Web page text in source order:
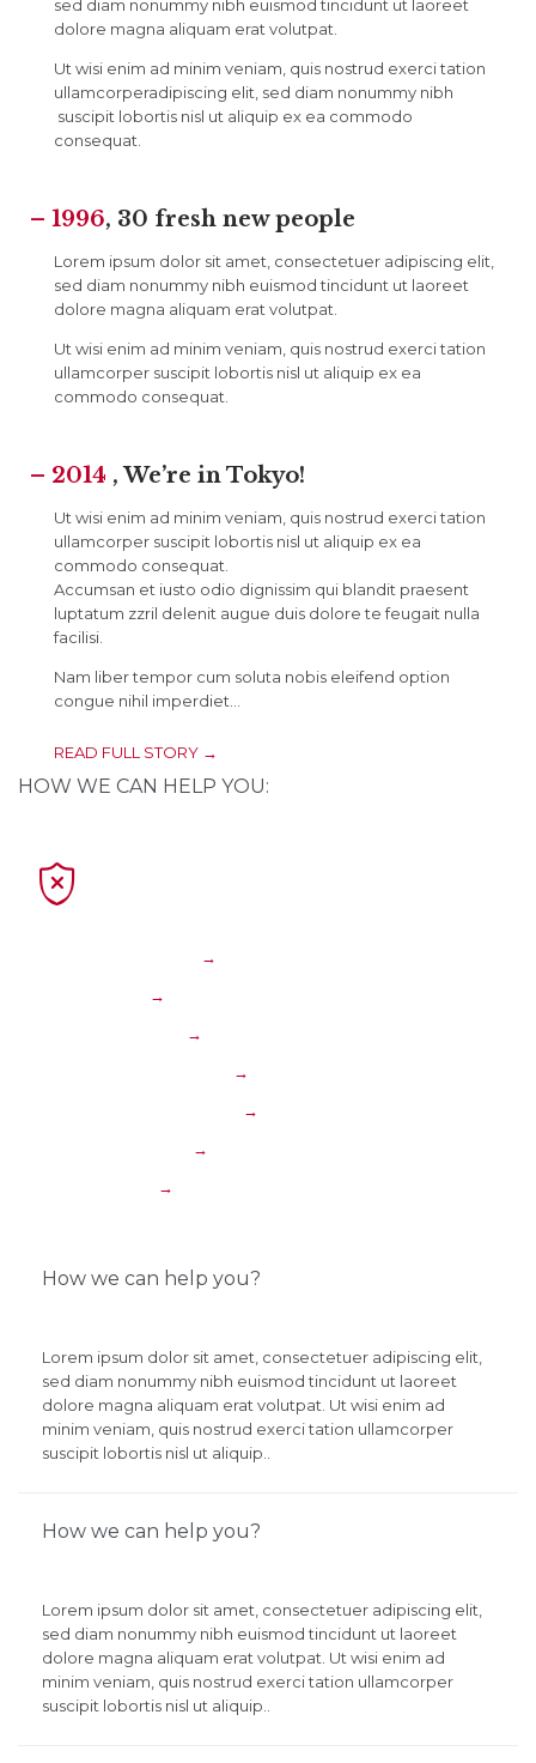
sed diam nonummy nibh euismod tincidunt ut laoreet
dolore magna aliquam erat volutpat.
Ut wisi enim ad minim veniam, quis nostrud exerci tation
ullamcorperadipiscing elit, sed diam nonummy nibh
suscipit lobortis nisl ut aliquip ex ea commodo
consequat.
– 1996, 30 fresh new people
Lorem ipsum dolor sit amet, consectetuer adipiscing elit,
sed diam nonummy nibh euismod tincidunt ut laoreet
dolore magna aliquam erat volutpat.
Ut wisi enim ad minim veniam, quis nostrud exerci tation
ullamcorper suscipit lobortis nisl ut aliquip ex ea
commodo consequat.
– 2014 , We’re in Tokyo!
Ut wisi enim ad minim veniam, quis nostrud exerci tation
ullamcorper suscipit lobortis nisl ut aliquip ex ea
commodo consequat.
Accumsan et iusto odio dignissim qui blandit praesent
luptatum zzril delenit augue duis dolore te feugait nulla
facilisi.
Nam liber tempor cum soluta nobis eleifend option
congue nihil imperdiet…
READ FULL STORY →
HOW WE CAN HELP YOU:

→
→
→
→
→
→
→
How we can help you?
Lorem ipsum dolor sit amet, consectetuer adipiscing elit,
sed diam nonummy nibh euismod tincidunt ut laoreet
dolore magna aliquam erat volutpat. Ut wisi enim ad
minim veniam, quis nostrud exerci tation ullamcorper
suscipit lobortis nisl ut aliquip..
How we can help you?
Lorem ipsum dolor sit amet, consectetuer adipiscing elit,
sed diam nonummy nibh euismod tincidunt ut laoreet
dolore magna aliquam erat volutpat. Ut wisi enim ad
minim veniam, quis nostrud exerci tation ullamcorper
suscipit lobortis nisl ut aliquip..